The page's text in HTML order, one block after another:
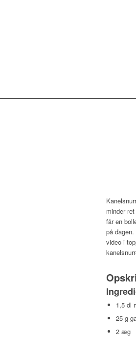
minder
får en
på
video i
1,5 dl
25 g
2 æg